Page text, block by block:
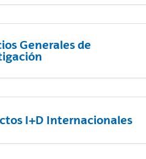
Generales de
I+D Internacionales